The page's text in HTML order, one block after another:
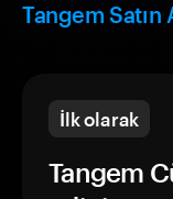
Tangem Satın
İlk olarak
Tangem